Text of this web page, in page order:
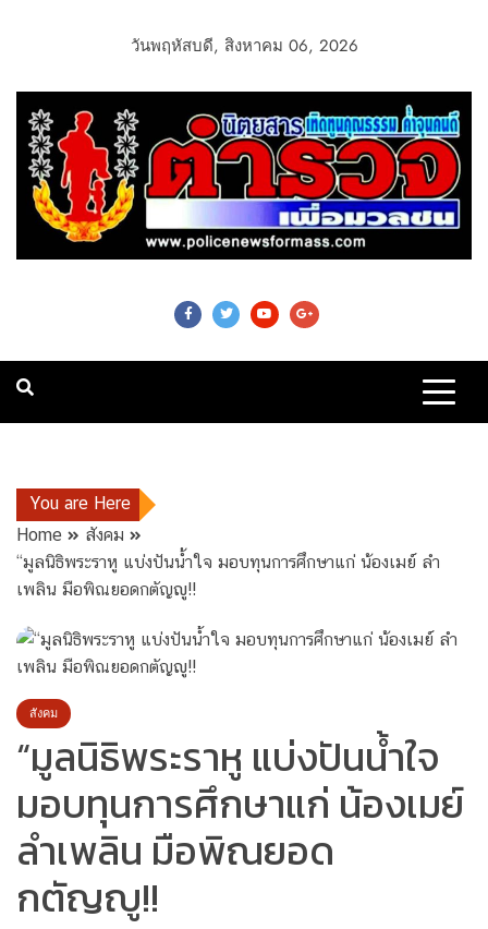
วันพฤหัสบดี, สิงหาคม 06, 2026
Police News For
Mass
You are Here
Home
สังคม
“มูลนิธิพระราหู แบ่งปันน้ำใจ มอบทุนการศึกษาแก่ น้องเมย์ ลำ
เพลิน มือพิณยอดกตัญญู!!
สังคม
“มูลนิธิพระราหู แบ่งปันน้ำใจ
มอบทุนการศึกษาแก่ น้องเมย์
ลำเพลิน มือพิณยอด
กตัญญู!!